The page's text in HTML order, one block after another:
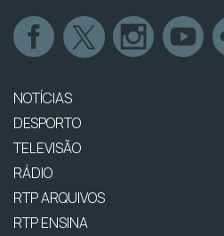
NOTÍCIAS
DESPORTO
TELEVISÃO
RÁDIO
RTP ARQUIVOS
RTP ENSINA